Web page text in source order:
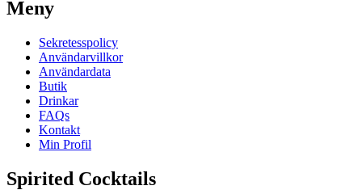
Meny
Sekretesspolicy
Användarvillkor
Användardata
Butik
Drinkar
FAQs
Kontakt
Min Profil
Spirited Cocktails